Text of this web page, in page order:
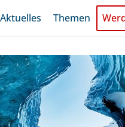
Aktuelles Themen